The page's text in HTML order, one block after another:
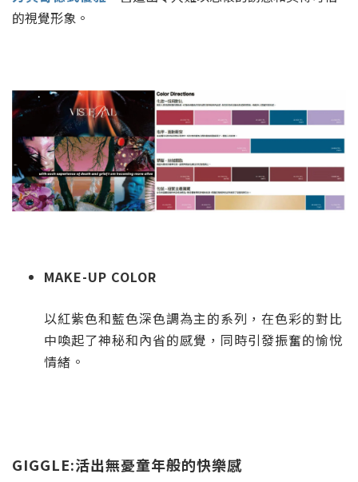
的視覺形象。
MAKE-UP COLOR
以紅紫色和藍色深色調為主的系列，在色彩的對比
中喚起了神秘和內省的感覺，同時引發振奮的愉悅
情緒。
GIGGLE:活出無憂童年般的快樂感